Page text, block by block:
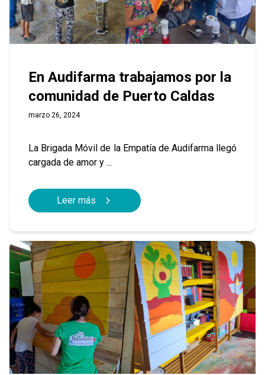
En Audifarma trabajamos por la
comunidad de Puerto Caldas
marzo 26, 2024
La Brigada Móvil de la Empatía de Audifarma llegó
cargada de amor y ...
Leer más